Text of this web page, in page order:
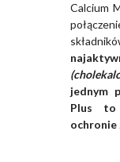
Calcium
jednym
Plus to
ochronie